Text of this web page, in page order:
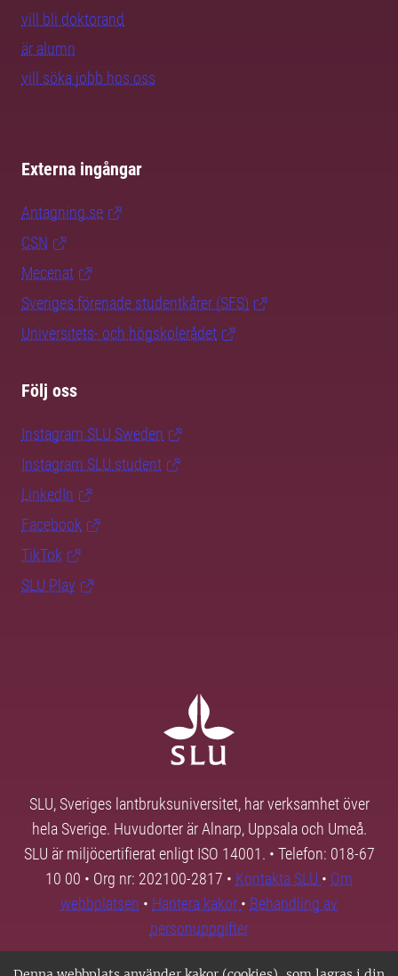
vill bli doktorand
är alumn
vill söka jobb hos oss
Externa ingångar
Antagning.se
CSN
Mecenat
Sveriges förenade studentkårer (SFS)
Universitets- och högskolerådet
Följ oss
Instagram SLU.Sweden
Instagram SLU.student
LinkedIn
Facebook
TikTok
SLU Play
SLU, Sveriges lantbruksuniversitet, har verksamhet över
hela Sverige. Huvudorter är Alnarp, Uppsala och Umeå.
SLU är miljöcertifierat enligt ISO 14001. • Telefon: 018-67
10 00 • Org nr: 202100-2817 • Kontakta SLU • Om
webbplatsen • Hantera kakor • Behandling av
personuppgifter